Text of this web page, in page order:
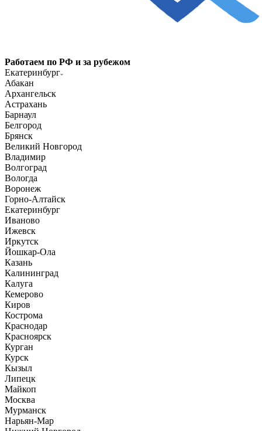
Работаем по РФ и за рубежом
Екатеринбург
Абакан
Архангельск
Астрахань
Барнаул
Белгород
Брянск
Великий Новгород
Владимир
Волгоград
Вологда
Воронеж
Горно-Алтайск
Екатеринбург
Иваново
Ижевск
Иркутск
Йошкар-Ола
Казань
Калининград
Калуга
Кемерово
Киров
Кострома
Краснодар
Красноярск
Курган
Курск
Кызыл
Липецк
Майкоп
Москва
Мурманск
Нарьян-Мар